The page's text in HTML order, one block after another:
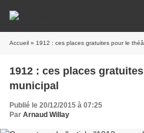
Accueil » 1912 : ces places gratuites pour le
1912 : ces places
municipal
Publié le 20/12/2015 à 07:25
Par Arnaud Willay